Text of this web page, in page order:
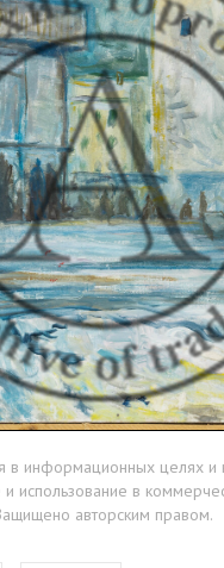
в информационных целях и
использование в
авторским правом.